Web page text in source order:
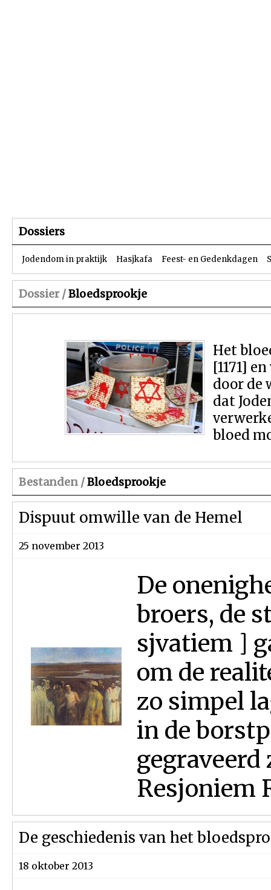
Dossiers
Jodendom in praktijk Hasjkafa Feest- en Gedenkdagen
Dossier /Bloedsprookje
Het
[1171]
door de
dat
bloed
Bestanden /Bloedsprookje
Dispuut omwille van de Hemel
25 november 2013
De
broers, de
sjvatiem ]
om de
zo simpel
in de
gegraveerd
Resjoniem
De geschiedenis van het
18 oktober 2013